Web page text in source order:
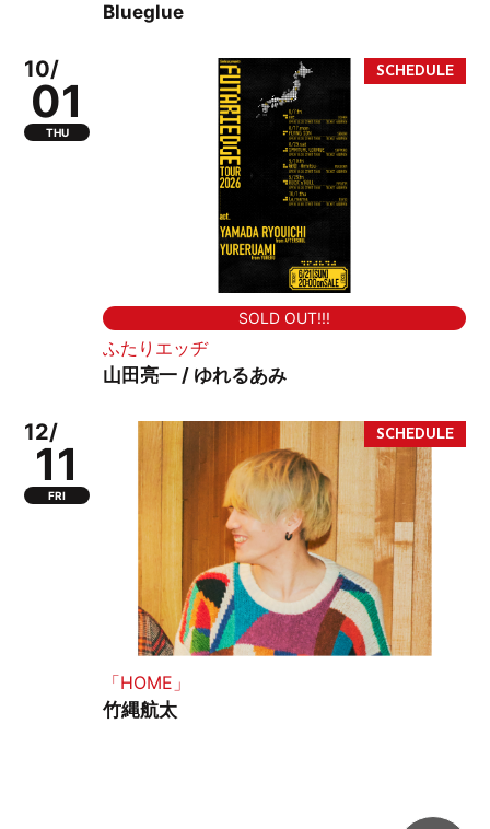
Blueglue
10/
01
THU
SOLD OUT!!!
ふたりエッヂ
山田亮一 / ゆれるあみ
12/
11
FRI
「HOME」
竹縄航太